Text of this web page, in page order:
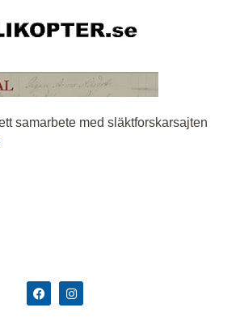
samarbete med släktforskarsajten